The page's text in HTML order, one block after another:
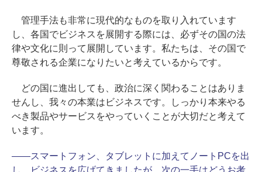
管理手法も非常に現代的なものを取り入れています
し、各国でビジネスを展開する際には、必ずその国の法
律や文化に則って展開しています。私たちは、その国で
尊敬される企業になりたいと考えているからです。
どの国に進出しても、政治に深く関わることはありま
せんし、我々の本業はビジネスです。しっかり本来やる
べき製品やサービスをやっていくことが大切だと考えて
います。
――スマートフォン、タブレットに加えてノートPCを出
し、ビジネスを広げてきましたが、次の一手はどうお考